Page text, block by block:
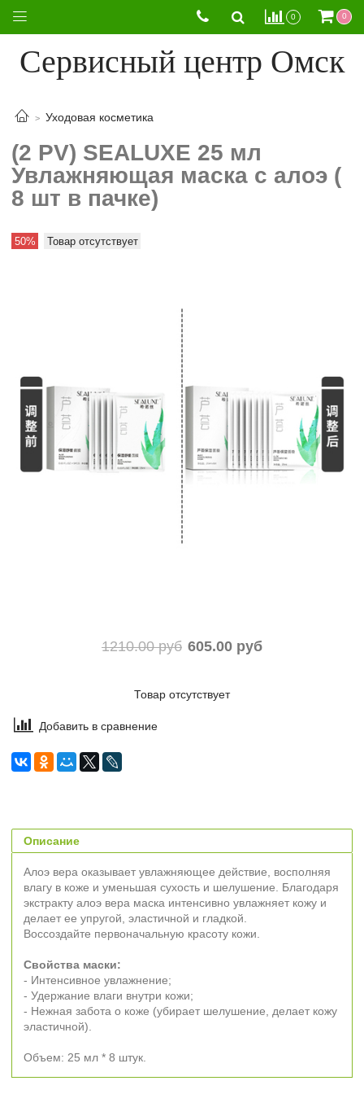
0 0
Сервисный центр Омск
Уходовая косметика
(2 PV) SEALUXE 25 мл
Увлажняющая маска с алоэ (
8 шт в пачке)
50% Товар отсутствует
1210.00 руб 605.00 руб
Товар отсутствует
Добавить в сравнение
Описание
Алоэ вера оказывает увлажняющее действие, восполняя
влагу в коже и уменьшая сухость и шелушение. Благодаря
экстракту алоэ вера маска интенсивно увлажняет кожу и
делает ее упругой, эластичной и гладкой.
Воссоздайте первоначальную красоту кожи.
Свойства маски:
- Интенсивное увлажнение;
- Удержание влаги внутри кожи;
- Нежная забота о коже (убирает шелушение, делает кожу
эластичной).
Объем: 25 мл * 8 штук.